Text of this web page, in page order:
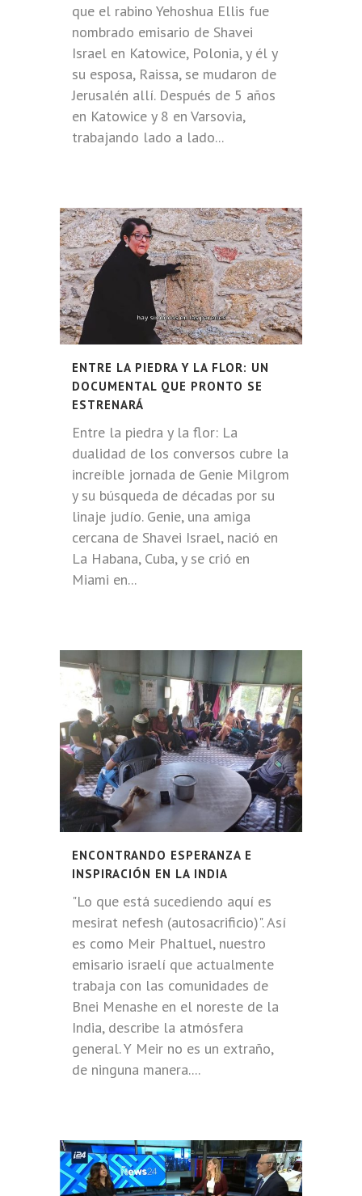
que el rabino Yehoshua Ellis fue
nombrado emisario de Shavei
Israel en Katowice, Polonia, y él y
su esposa, Raissa, se mudaron de
Jerusalén allí. Después de 5 años
en Katowice y 8 en Varsovia,
trabajando lado a lado...
ENTRE LA PIEDRA Y LA FLOR: UN
DOCUMENTAL QUE PRONTO SE
ESTRENARÁ
Entre la piedra y la flor: La
dualidad de los conversos cubre la
increíble jornada de Genie Milgrom
y su búsqueda de décadas por su
linaje judío. Genie, una amiga
cercana de Shavei Israel, nació en
La Habana, Cuba, y se crió en
Miami en...
ENCONTRANDO ESPERANZA E
INSPIRACIÓN EN LA INDIA
"Lo que está sucediendo aquí es
mesirat nefesh (autosacrificio)". Así
es como Meir Phaltuel, nuestro
emisario israelí que actualmente
trabaja con las comunidades de
Bnei Menashe en el noreste de la
India, describe la atmósfera
general. Y Meir no es un extraño,
de ninguna manera....